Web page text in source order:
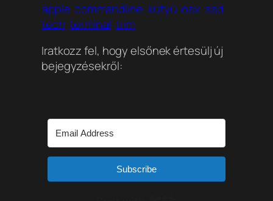
apple commandline kütyü osx ssd
tech terminal trim
Iratkozz fel, hogy elsőnek értesülj új
bejegyzésekről:
Subscribe